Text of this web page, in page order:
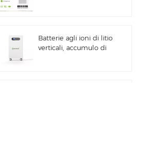
Batterie agli ioni di litio
verticali, accumulo di